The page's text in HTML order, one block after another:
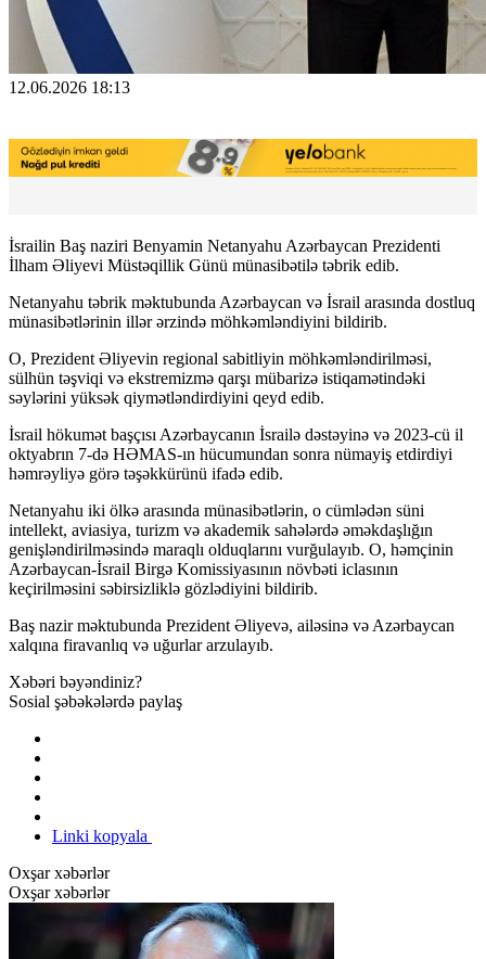
12.06.2026 18:13
İsrailin Baş naziri Benyamin Netanyahu Azərbaycan Prezidenti
İlham Əliyevi Müstəqillik Günü münasibətilə təbrik edib.
Netanyahu təbrik məktubunda Azərbaycan və İsrail arasında dostluq
münasibətlərinin illər ərzində möhkəmləndiyini bildirib.
O, Prezident Əliyevin regional sabitliyin möhkəmləndirilməsi,
sülhün təşviqi və ekstremizmə qarşı mübarizə istiqamətindəki
səylərini yüksək qiymətləndirdiyini qeyd edib.
İsrail hökumət başçısı Azərbaycanın İsrailə dəstəyinə və 2023-cü il
oktyabrın 7-də HƏMAS-ın hücumundan sonra nümayiş etdirdiyi
həmrəyliyə görə təşəkkürünü ifadə edib.
Netanyahu iki ölkə arasında münasibətlərin, o cümlədən süni
intellekt, aviasiya, turizm və akademik sahələrdə əməkdaşlığın
genişləndirilməsində maraqlı olduqlarını vurğulayıb. O, həmçinin
Azərbaycan-İsrail Birgə Komissiyasının növbəti iclasının
keçirilməsini səbirsizliklə gözlədiyini bildirib.
Baş nazir məktubunda Prezident Əliyevə, ailəsinə və Azərbaycan
xalqına firavanlıq və uğurlar arzulayıb.
Xəbəri bəyəndiniz?
Sosial şəbəkələrdə paylaş
Linki kopyala
Oxşar xəbərlər
Oxşar xəbərlər